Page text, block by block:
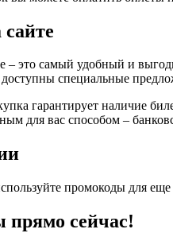
– это самый удобный и
специальные
гарантирует наличие
для вас способом –
промокоды для
прямо сейчас!